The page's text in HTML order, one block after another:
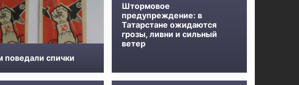
поведали спички
Штормовое
предупреждение: в
Татарстане ожидаются
грозы, ливни и сильный
ветер